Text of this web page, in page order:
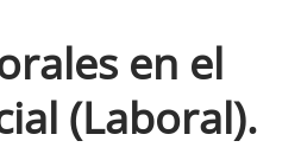
en el
(Laboral).